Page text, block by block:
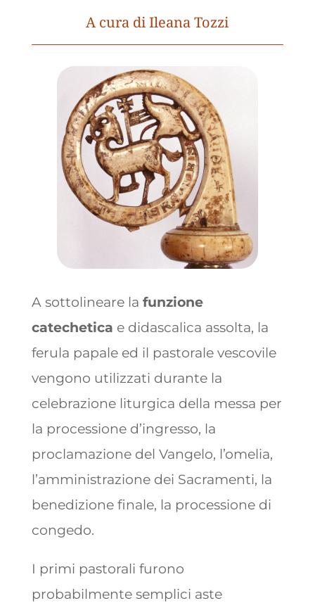
A cura di Ileana Tozzi
A sottolineare la funzione
catechetica e didascalica assolta, la
ferula papale ed il pastorale vescovile
vengono utilizzati durante la
celebrazione liturgica della messa per
la processione d’ingresso, la
proclamazione del Vangelo, l’omelia,
l’amministrazione dei Sacramenti, la
benedizione finale, la processione di
congedo.
I primi pastorali furono
probabilmente semplici aste